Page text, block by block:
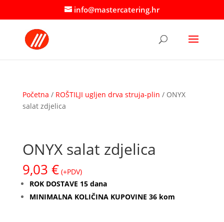
info@mastercatering.hr
Početna / ROŠTILJI ugljen drva struja-plin / ONYX
salat zdjelica
ONYX salat zdjelica
9,03 € (+PDV)
ROK DOSTAVE 15 dana
MINIMALNA KOLIČINA KUPOVINE 36 kom